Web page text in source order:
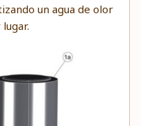
un agua de olor